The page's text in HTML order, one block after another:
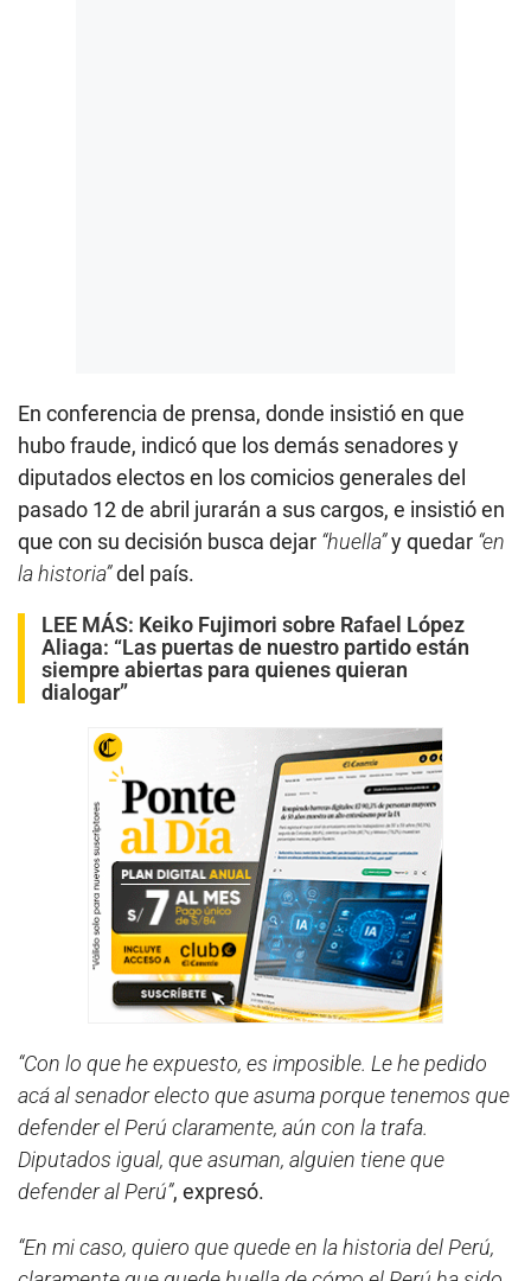
En conferencia de prensa, donde insistió en que
hubo fraude, indicó que los demás senadores y
diputados electos en los comicios generales del
pasado 12 de abril jurarán a sus cargos, e insistió en
que con su decisión busca dejar “huella”y quedar “en
la historia”del país.
LEE MÁS: Keiko Fujimori sobre Rafael López
Aliaga: “Las puertas de nuestro partido están
siempre abiertas para quienes quieran
dialogar”
“Con lo que he expuesto, es imposible. Le he pedido
acá al senador electo que asuma porque tenemos que
defender el Perú claramente, aún con la trafa.
Diputados igual, que asuman, alguien tiene que
defender al Perú”, expresó.
“En mi caso, quiero que quede en la historia del Perú,